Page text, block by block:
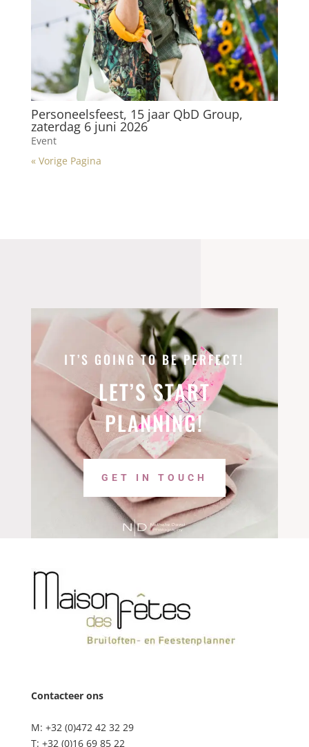
Personeelsfeest, 15 jaar QbD Group,
zaterdag 6 juni 2026
Event
« Vorige Pagina
IT’S GOING TO BE PERFECT!
LET’S START
PLANNING!
GET IN TOUCH
Contacteer ons
M: +32 (0)472 42 32 29
T: +32 (0)16 69 85 22